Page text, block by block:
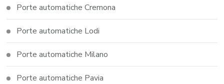
Porte automatiche Cremona
Porte automatiche Lodi
Porte automatiche Milano
Porte automatiche Pavia